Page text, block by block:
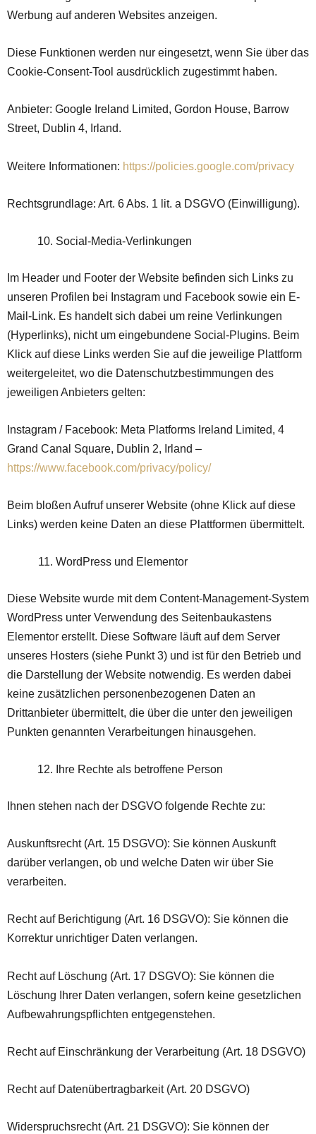
Werbung auf anderen Websites anzeigen.
Diese Funktionen werden nur eingesetzt, wenn Sie über das
Cookie-Consent-Tool ausdrücklich zugestimmt haben.
Anbieter: Google Ireland Limited, Gordon House, Barrow
Street, Dublin 4, Irland.
Weitere Informationen: https://policies.google.com/privacy
Rechtsgrundlage: Art. 6 Abs. 1 lit. a DSGVO (Einwilligung).
Social-Media-Verlinkungen
Im Header und Footer der Website befinden sich Links zu
unseren Profilen bei Instagram und Facebook sowie ein E-
Mail-Link. Es handelt sich dabei um reine Verlinkungen
(Hyperlinks), nicht um eingebundene Social-Plugins. Beim
Klick auf diese Links werden Sie auf die jeweilige Plattform
weitergeleitet, wo die Datenschutzbestimmungen des
jeweiligen Anbieters gelten:
Instagram / Facebook: Meta Platforms Ireland Limited, 4
Grand Canal Square, Dublin 2, Irland –
https://www.facebook.com/privacy/policy/
Beim bloßen Aufruf unserer Website (ohne Klick auf diese
Links) werden keine Daten an diese Plattformen übermittelt.
WordPress und Elementor
Diese Website wurde mit dem Content-Management-System
WordPress unter Verwendung des Seitenbaukastens
Elementor erstellt. Diese Software läuft auf dem Server
unseres Hosters (siehe Punkt 3) und ist für den Betrieb und
die Darstellung der Website notwendig. Es werden dabei
keine zusätzlichen personenbezogenen Daten an
Drittanbieter übermittelt, die über die unter den jeweiligen
Punkten genannten Verarbeitungen hinausgehen.
Ihre Rechte als betroffene Person
Ihnen stehen nach der DSGVO folgende Rechte zu:
Auskunftsrecht (Art. 15 DSGVO): Sie können Auskunft
darüber verlangen, ob und welche Daten wir über Sie
verarbeiten.
Recht auf Berichtigung (Art. 16 DSGVO): Sie können die
Korrektur unrichtiger Daten verlangen.
Recht auf Löschung (Art. 17 DSGVO): Sie können die
Löschung Ihrer Daten verlangen, sofern keine gesetzlichen
Aufbewahrungspflichten entgegenstehen.
Recht auf Einschränkung der Verarbeitung (Art. 18 DSGVO)
Recht auf Datenübertragbarkeit (Art. 20 DSGVO)
Widerspruchsrecht (Art. 21 DSGVO): Sie können der